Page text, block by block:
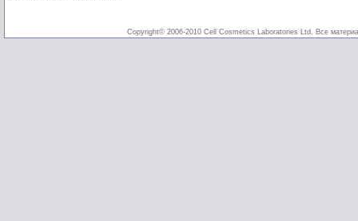
Copyright© 2006-2010 Cell Cosmetics Laboratories Ltd. Все